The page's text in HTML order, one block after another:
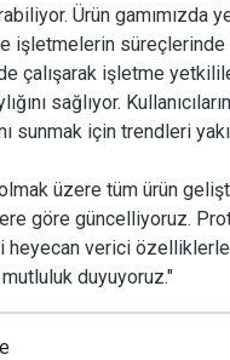
Ürün gamımızda
işletmelerin süreçlerinde
çalışarak işletme
sağlıyor.
sunmak için trendleri
üzere tüm ürün
göre güncelliyoruz.
heyecan verici
duyuyoruz."
Jeotermal Yatırım
Club Kemer,
Bowl Tenis Turnuvası ile